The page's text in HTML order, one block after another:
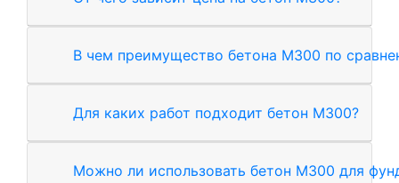
В чем преимущество бетона М300 по
Для каких работ подходит бетон М300?
Можно ли использовать бетон М300 для